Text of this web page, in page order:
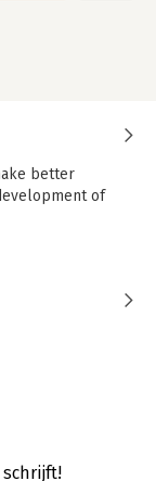
better
of
schrijft!